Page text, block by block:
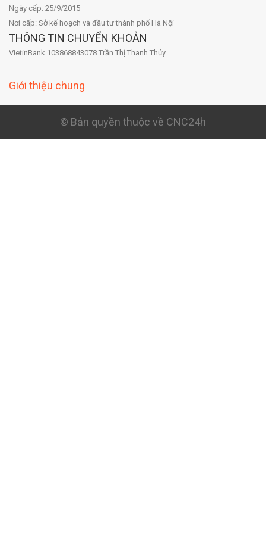
Ngày cấp: 25/9/2015
Nơi cấp: Sở kế hoạch và đầu tư thành phố Hà Nội
THÔNG TIN CHUYỂN KHOẢN
VietinBank 103868843078 Trần Thị Thanh Thủy
Giới thiệu chung
© Bản quyền thuộc về CNC24h